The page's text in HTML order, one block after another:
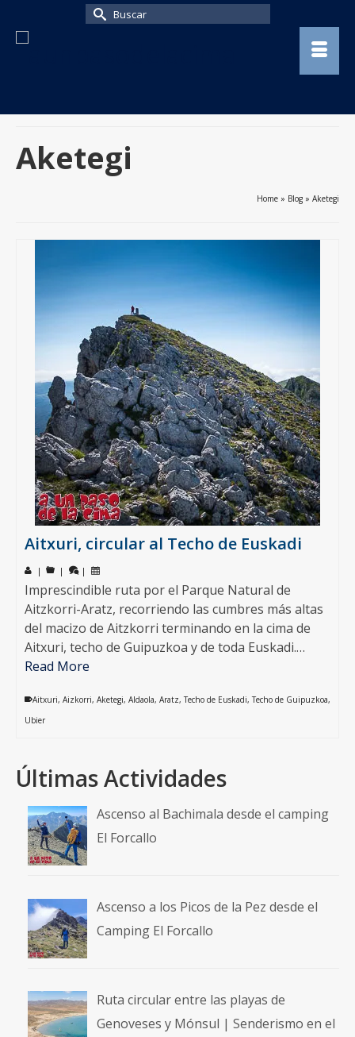
Buscar
Aketegi
Home » Blog » Aketegi
Aitxuri, circular al Techo de Euskadi
| | |
Imprescindible ruta por el Parque Natural de
Aitzkorri-Aratz, recorriendo las cumbres más altas
del macizo de Aitzkorri terminando en la cima de
Aitxuri, techo de Guipuzkoa y de toda Euskadi.…
Read More
Aitxuri, Aizkorri, Aketegi, Aldaola, Aratz,Techo de Euskadi,Techo de Guipuzkoa,
Ubier
Últimas Actividades
Ascenso al Bachimala desde el camping
El Forcallo
Ascenso a los Picos de la Pez desde el
Camping El Forcallo
Ruta circular entre las playas de
Genoveses y Mónsul | Senderismo en el